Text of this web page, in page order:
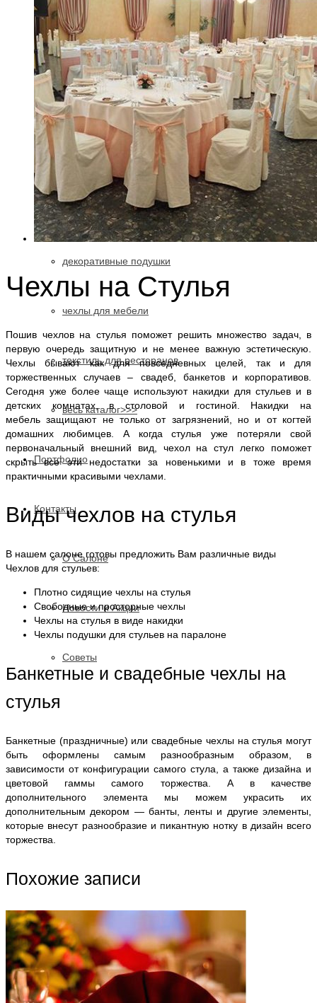
портьерная ткань
ткань в детскую
ткань блэкаут
для ресторана
декоративные подушки
чехлы для мебели
текстиль для ресторанов
весь каталог>>>
Портфолио
Контакты
О Салоне
Новости и Акции
Cоветы
Чехлы на Стулья
Пошив чехлов на стулья поможет решить множество задач, в
первую очередь защитную и не менее важную эстетическую.
Чехлы бывают как для повседневных целей, так и для
торжественных случаев – свадеб, банкетов и корпоративов.
Сегодня уже более чаще используют накидки для стульев и в
детских комнатах, в столовой и гостиной. Накидки на
мебель защищают не только от загрязнений, но и от когтей
домашних любимцев. А когда стулья уже потеряли свой
первоначальный внешний вид, чехол на стул легко поможет
скрыть все эти недостатки за новенькими и в тоже время
практичными красивыми чехлами.
Виды чехлов на стулья
В нашем салоне готовы предложить Вам различные виды
Чехлов для стульев:
Плотно сидящие чехлы на стулья
Свободные и просторные чехлы
Чехлы на стулья в виде накидки
Чехлы подушки для стульев на паралоне
Банкетные и свадебные чехлы на
стулья
Банкетные (праздничные) или свадебные чехлы на стулья могут
быть оформлены самым разнообразным образом, в
зависимости от конфигурации самого стула, а также дизайна и
цветовой гаммы самого торжества. А в качестве
дополнительного элемента мы можем украсить их
дополнительным декором — банты, ленты и другие элементы,
которые внесут разнообразие и пикантную нотку в дизайн всего
торжества.
Похожие записи